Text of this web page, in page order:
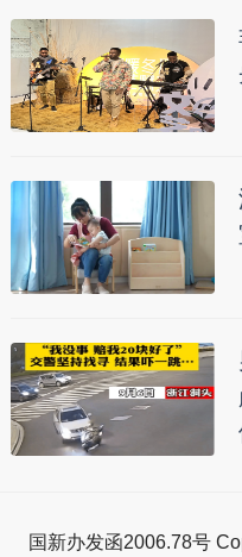
国新办发函2006.78号